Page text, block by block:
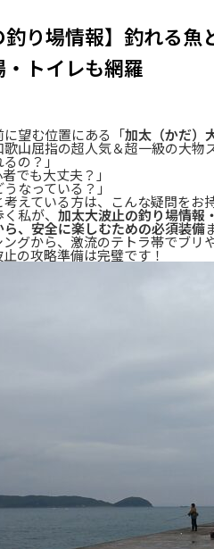
釣り場情報】釣れる
トイレも網羅
望む位置にある「加太（かだ）
山屈指の超人気＆超一級の大物
の？」
でも大丈夫？」
なっている？」
えている方は、こんな疑問をお
私が、 加太大波止の釣り場情報
、安全に楽しむための必須装備
グから、激流のテトラ帯でブリ
の攻略準備は完璧です！